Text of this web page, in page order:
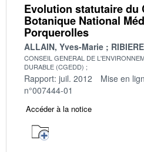
Evolution statutaire du
Botanique National
Porquerolles
ALLAIN, Yves-Marie
CONSEIL GENERAL DE
DURABLE (CGEDD)
Rapport: juil. 2012 Mise en
n°007444-01
Accéder à la notice